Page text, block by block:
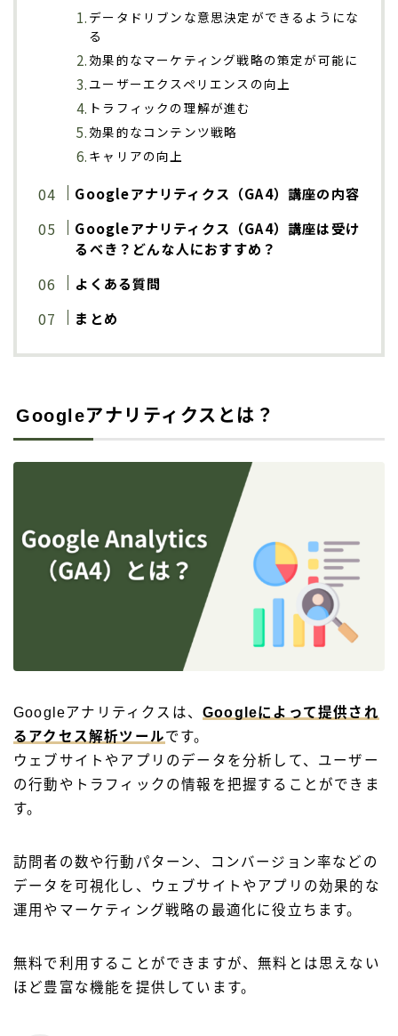
データドリブンな意思決定ができるようにな
る
効果的なマーケティング戦略の策定が可能に
ユーザーエクスペリエンスの向上
トラフィックの理解が進む
効果的なコンテンツ戦略
キャリアの向上
Googleアナリティクス（GA4）講座の内容
Googleアナリティクス（GA4）講座は受け
るべき？どんな人におすすめ？
よくある質問
まとめ
Googleアナリティクスとは？
Googleアナリティクスは、 Googleによって提供され
るアクセス解析ツールです。
ウェブサイトやアプリのデータを分析して、ユーザー
の行動やトラフィックの情報を把握することができま
す。
訪問者の数や行動パターン、コンバージョン率などの
データを可視化し、ウェブサイトやアプリの効果的な
運用やマーケティング戦略の最適化に役立ちます。
無料で利用することができますが、無料とは思えない
ほど豊富な機能を提供しています。